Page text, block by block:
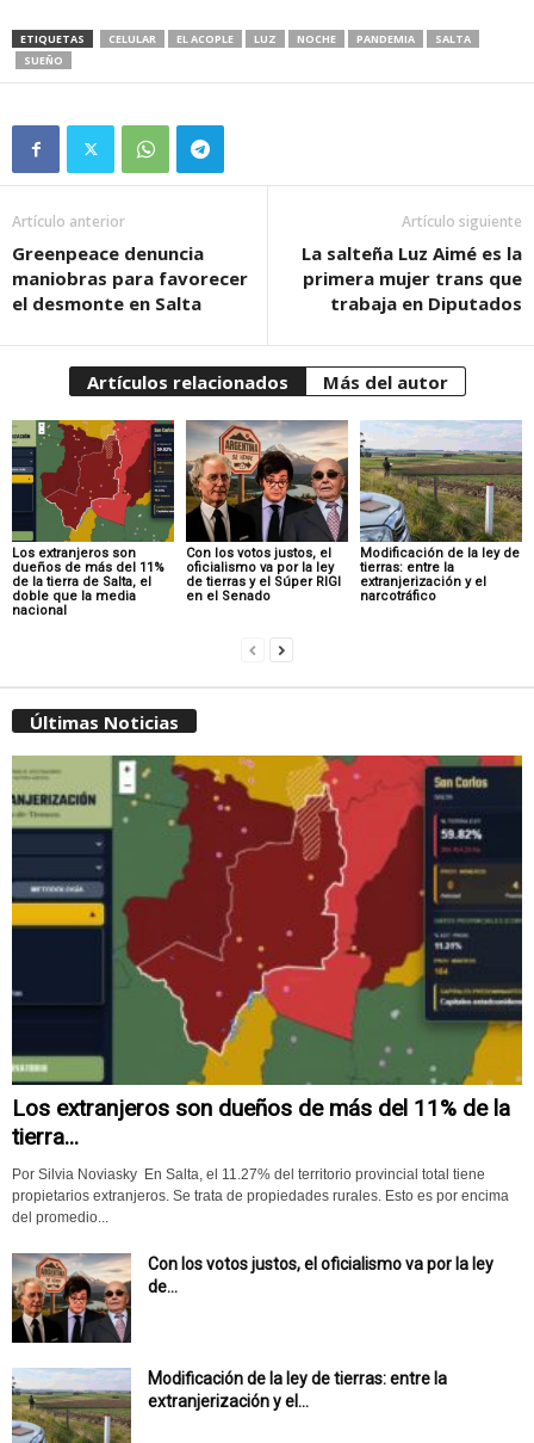
ETIQUETAS CELULAR EL ACOPLE LUZ NOCHE PANDEMIA
SALTA
SUEÑO
Artículo anterior
Greenpeace denuncia
maniobras para favorecer
el desmonte en Salta
Artículo siguiente
La salteña Luz Aimé es la
primera mujer trans que
trabaja en Diputados
Artículos relacionados Más del autor
Los extranjeros son
dueños de más del 11%
de la tierra de Salta, el
doble que la media
nacional
Con los votos justos, el
oficialismo va por la ley
de tierras y el Súper RIGI
en el Senado
Modificación de la ley de
tierras: entre la
extranjerización y el
narcotráfico
Últimas Noticias
Los extranjeros son dueños de más del 11% de la
tierra...
Por Silvia Noviasky En Salta, el 11.27% del territorio provincial total tiene
propietarios extranjeros. Se trata de propiedades rurales. Esto es por encima
del promedio...
Con los votos justos, el oficialismo va por la ley
de...
Modificación de la ley de tierras: entre la
extranjerización y el...